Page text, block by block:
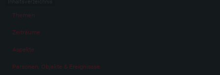
Themen
Zeiträume
Aspekte
Personen, Objekte & Ereignissse